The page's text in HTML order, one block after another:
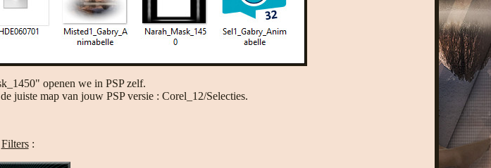
openen we in PSP zelf.
juiste map van jouw PSP versie : Corel_12/Selecties.
Filters: